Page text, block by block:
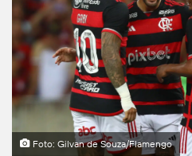
Foto: Gilvan de Souza/Flamengo